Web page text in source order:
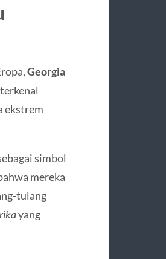
Georgia
ekstrem
simbol
mereka
tulang
yang